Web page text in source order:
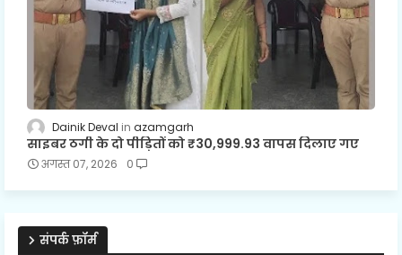
Dainik Deval azamgarh
साइबर ठगी के दो पीड़ितों को ₹30,999.93 वापस दिलाए गए
अगस्त 07, 2026 0
संपर्क फ़ॉर्म